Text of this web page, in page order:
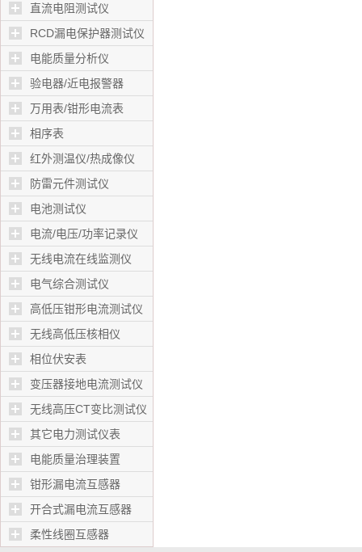
直流电阻测试仪
RCD漏电保护器测试仪
电能质量分析仪
验电器/近电报警器
万用表/钳形电流表
相序表
红外测温仪/热成像仪
防雷元件测试仪
电池测试仪
电流/电压/功率记录仪
无线电流在线监测仪
电气综合测试仪
高低压钳形电流测试仪
无线高低压核相仪
相位伏安表
变压器接地电流测试仪
无线高压CT变比测试仪
其它电力测试仪表
电能质量治理装置
钳形漏电流互感器
开合式漏电流互感器
柔性线圈互感器